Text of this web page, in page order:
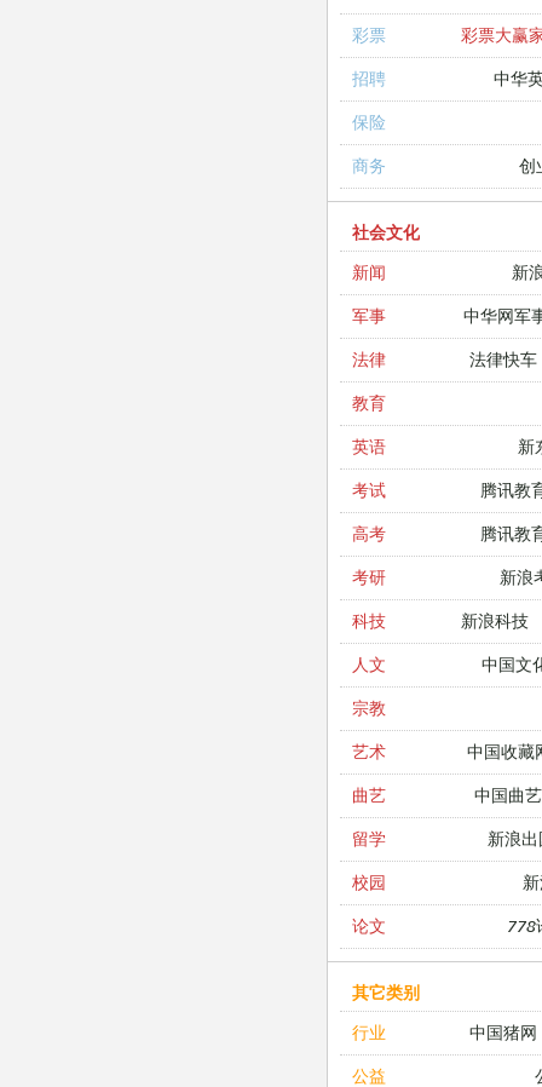
彩票 彩票大赢
招聘 中华
保险
商务 创
社会文化
新闻
新
军事 中华网军
法律 法律快车
教育
英语 新
考试 腾讯教
高考 腾讯教
考研 新浪
科技 新浪科技
人文 中国文
宗教
艺术 中国收藏
曲艺 中国曲
留学 新浪
校园
论文 778
其它类别
行业
中国猪网
公益